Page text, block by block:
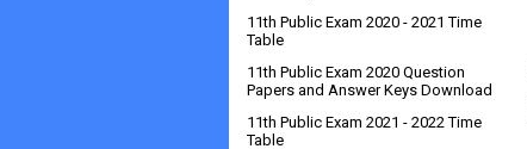
11th Public Exam 2020 - 2021 Time
Table
11th Public Exam 2020 Question
Papers and Answer Keys Download
11th Public Exam 2021 - 2022 Time
Table